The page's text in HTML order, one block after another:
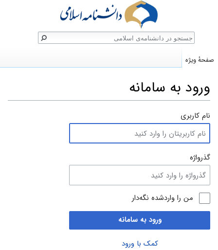
ورود به سامانه
پرش
ناوبری
پرش
جستجو
نام کاربری
گذرواژه
من را واردشده نگه‌دار
ورود به سامانه
کمک با ورود
صفحهٔ ویژه
جستجو